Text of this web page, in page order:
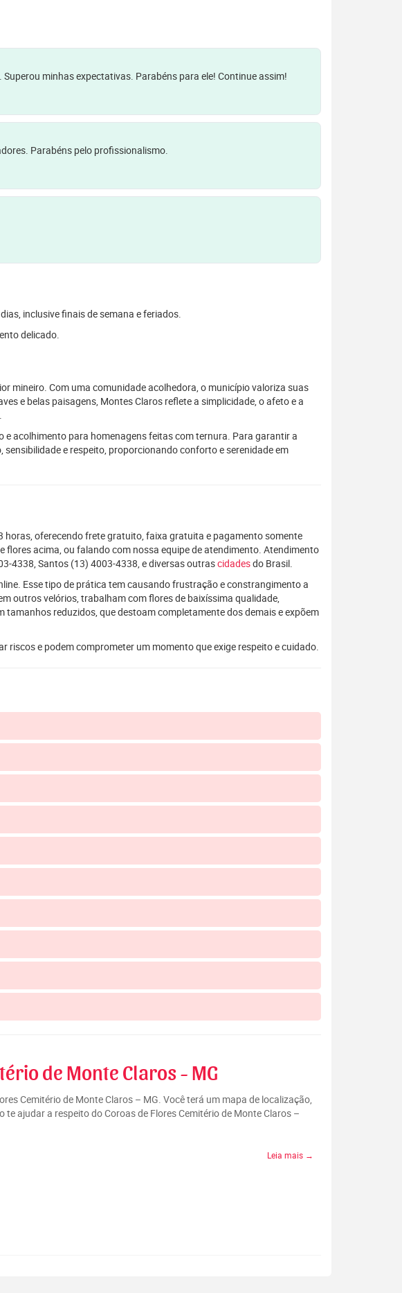
minhas expectativas. Parabéns para ele! Continue assim!
Parabéns pelo profissionalismo.
inclusive finais de semana e feriados.
delicado.
mineiro. Com uma comunidade acolhedora, o município valoriza suas
e belas paisagens, Montes Claros reflete a simplicidade, o afeto e a
e acolhimento para homenagens feitas com ternura. Para garantir a
e respeito, proporcionando conforto e serenidade em
horas, oferecendo frete gratuito, faixa gratuita e pagamento somente
acima, ou falando com nossa equipe de atendimento. Atendimento
4338, Santos (13) 4003-4338, e diversas outrascidadesdo Brasil.
Esse tipo de prática tem causando frustração e constrangimento a
outros velórios, trabalham com flores de baixíssima qualidade,
reduzidos, que destoam completamente dos demais e expõem
e podem comprometer um momento que exige respeito e cuidado.
de Monte Claros - MG
Cemitério de Monte Claros – MG. Você terá um mapa de localização,
ajudar a respeito do Coroas de Flores Cemitério de Monte Claros –
Leia mais →